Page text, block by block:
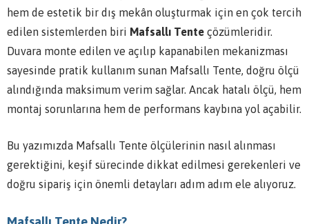
hem de estetik bir dış mekân oluşturmak için en çok tercih
edilen sistemlerden biri Mafsallı Tente çözümleridir.
Duvara monte edilen ve açılıp kapanabilen mekanizması
sayesinde pratik kullanım sunan Mafsallı Tente, doğru ölçü
alındığında maksimum verim sağlar. Ancak hatalı ölçü, hem
montaj sorunlarına hem de performans kaybına yol açabilir.
Bu yazımızda Mafsallı Tente ölçülerinin nasıl alınması
gerektiğini, keşif sürecinde dikkat edilmesi gerekenleri ve
doğru sipariş için önemli detayları adım adım ele alıyoruz.